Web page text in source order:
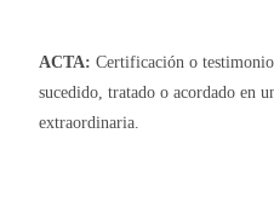
ACTA: Certificación o
sucedido, tratado o acordado en
extraordinaria.